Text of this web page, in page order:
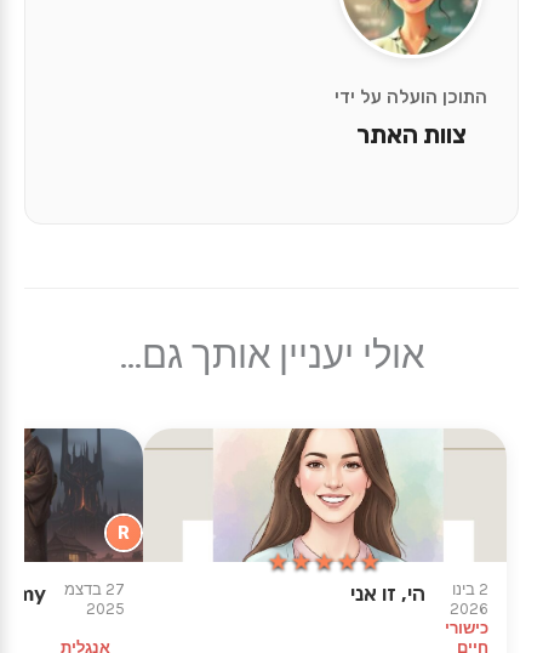
התוכן הועלה על ידי
צוות האתר
אולי יעניין אותך גם...
★★★★★
★★★★★
2 בינו
2026
כישורי
חיים
הי, זו אני
R
27 בדצמ
2025
אנגלית